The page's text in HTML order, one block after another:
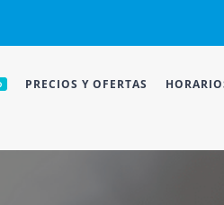
PRECIOS Y OFERTAS